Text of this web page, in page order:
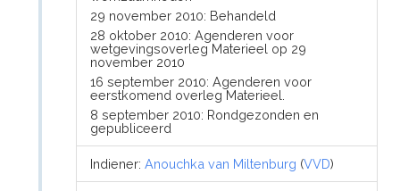
29 november 2010: Behandeld
28 oktober 2010: Agenderen voor
wetgevingsoverleg Materieel op 29
november 2010
16 september 2010: Agenderen voor
eerstkomend overleg Materieel.
8 september 2010: Rondgezonden en
gepubliceerd
Indiener:Anouchka van Miltenburg (VVD)